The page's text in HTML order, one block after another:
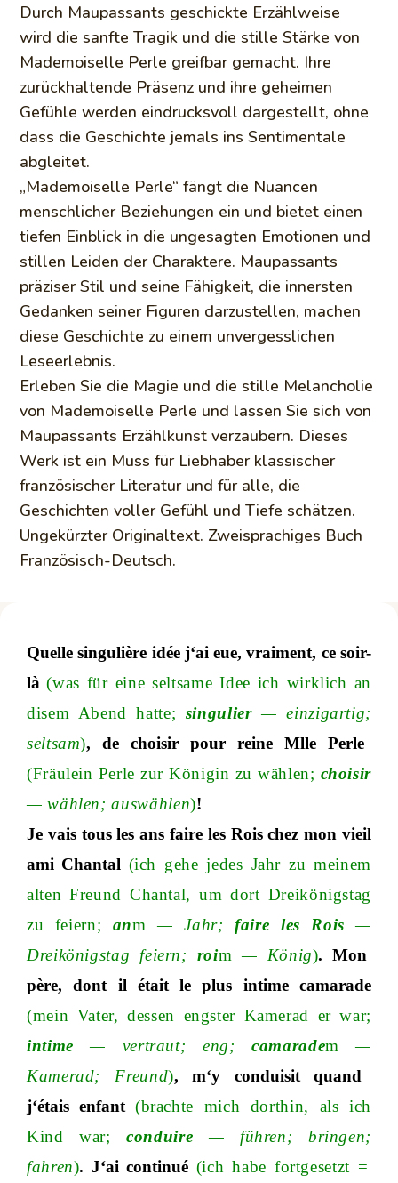
Durch Maupassants geschickte Erzählweise
wird die sanfte Tragik und die stille Stärke von
Mademoiselle Perle greifbar gemacht. Ihre
zurückhaltende Präsenz und ihre geheimen
Gefühle werden eindrucksvoll dargestellt, ohne
dass die Geschichte jemals ins Sentimentale
abgleitet.
„Mademoiselle Perle“ fängt die Nuancen
menschlicher Beziehungen ein und bietet einen
tiefen Einblick in die ungesagten Emotionen und
stillen Leiden der Charaktere. Maupassants
präziser Stil und seine Fähigkeit, die innersten
Gedanken seiner Figuren darzustellen, machen
diese Geschichte zu einem unvergesslichen
Leseerlebnis.
Erleben Sie die Magie und die stille Melancholie
von Mademoiselle Perle und lassen Sie sich von
Maupassants Erzählkunst verzaubern. Dieses
Werk ist ein Muss für Liebhaber klassischer
französischer Literatur und für alle, die
Geschichten voller Gefühl und Tiefe schätzen.
Ungekürzter Originaltext. Zweisprachiges Buch
Französisch-Deutsch.
Quelle singulière idée j‘ai eue, vraiment, ce soir-
là(was für eine seltsame Idee ich wirklich an
disem Abend hatte; singulier— einzigartig;
seltsam), de choisir pour reine Mlle Perle
(Fräulein Perle zur Königin zu wählen; choisir
— wählen; auswählen)!
Je vais tous les ans faire les Rois chez mon vieil
ami Chantal (ich gehe jedes Jahr zu meinem
alten Freund Chantal, um dort Dreikönigstag
zu feiern; anm — Jahr; faire les Rois —
Dreikönigstag feiern; roim — König). Mon
père, dont il était le plus intime camarade
(mein Vater, dessen engster Kamerad er war;
intime — vertraut; eng; camaradem —
Kamerad; Freund), m‘y conduisit quand
j‘étais enfant (brachte mich dorthin, als ich
Kind war; conduire — führen; bringen;
fahren). J‘ai continué (ich habe fortgesetzt =